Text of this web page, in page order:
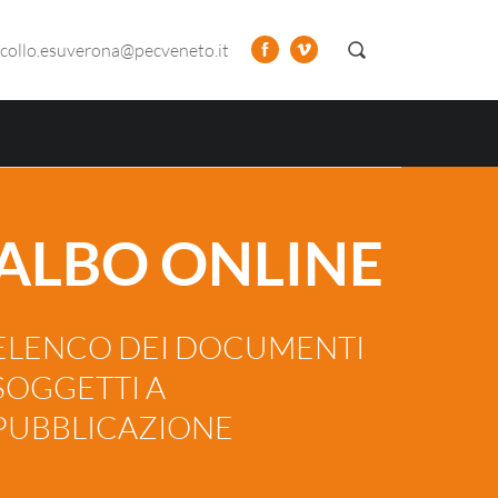
ONLINE
DEI DOCUMENTI
A